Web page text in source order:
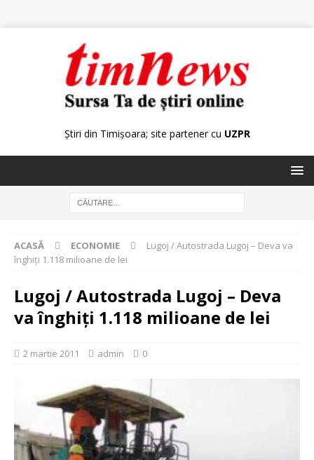
Știri din Timișoara; site partener cu UZPR
ACASĂ ECONOMIE
Lugoj / Autostrada Lugoj – Deva va
înghiți 1.118 milioane de lei
Lugoj / Autostrada Lugoj – Deva
va înghiți 1.118 milioane de lei
2 martie 2011 admin 0